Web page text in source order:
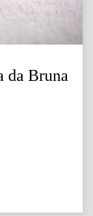
da Bruna